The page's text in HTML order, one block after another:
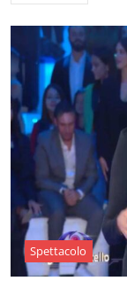
Spettacolo